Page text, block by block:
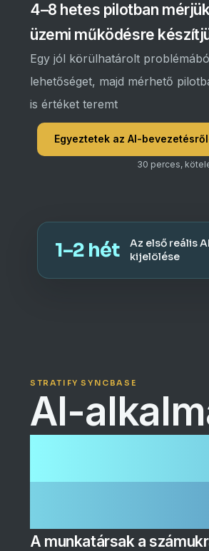
4–8 hetes pilotban
üzemi működésre
Egy jól körülhatárolt
lehetőséget, majd mérhető
is értéket teremt
Egyeztetek az AI-bevezetésről
30 perces,
1–2 hét
Az első reális
kijelölése
STRATIFY SYNCBASE
Al-
A munkatársak a